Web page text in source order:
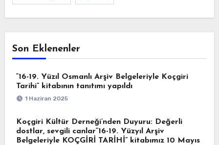
Son Eklenenler
“16-19. Yüzıl Osmanlı Arşiv Belgeleriyle Koçgiri
Tarihi” kitabının tanıtımı yapıldı
1 Haziran 2025
Koçgiri Kültür Derneği’nden Duyuru: Değerli
dostlar, sevgili canlar“16-19. Yüzyıl Arşiv
Belgeleriyle KOÇGİRİ TARİHİ” kitabımız 10 Mayıs